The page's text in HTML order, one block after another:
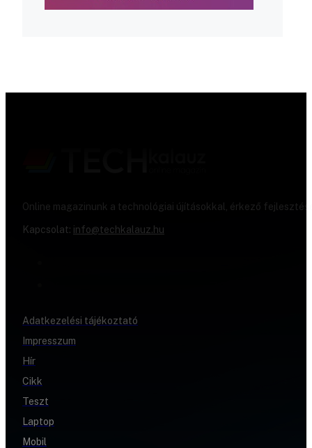
Online magazinunk a technológiai újításokkal, érkező
Kapcsolat: info@techkalauz.hu
Adatkezelési tájékoztató
Impresszum
Hír
Cikk
Teszt
Laptop
Mobil